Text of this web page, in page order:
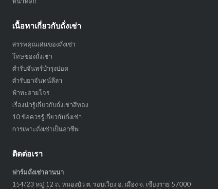
เนื้อหาเกี่ยวกับถั่งเช่า
สรรพคุณเด่นของถั่งเช่า
โทษของถั่งเช่า
ตำรับจันทร์บำรุงปอด
ตำรับยาจันทน์ลีลา
ฟ้าทะลายโจร
เรื่องน่ารู้เกี่ยวกับถั่งเช่าสีทอง
10 ข้อควรรู้เกี่ยวกับถั่งเช่า
การเพาะถั่งเช่าเป็นอาชีพ
ติดต่อเรา
ฟาร์มถั่งเช่าลานนา
154/23 หมู่ 12 ถ. หนองบัว ต. รอบเวียง อ. เมือง จ. เชียงราย 57000